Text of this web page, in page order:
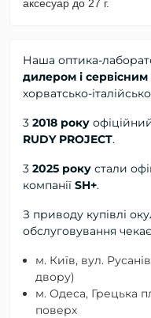
аксесуар до 27 г.
Наша оптика-
дилером і
хорватсько-
3 2018 року
RUDY PROJECT.
3 2025 року стали
компанії SH+.
З приводу купівлі
обслуговування
м. Київ, вул.
двору)
м. Одеса, Грецька
поверх